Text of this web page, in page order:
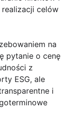
celów
na
pytanie o cenę
z
ESG, ale
i